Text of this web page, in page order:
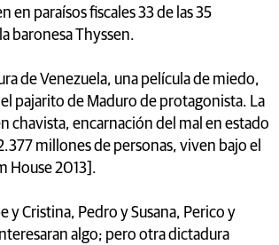
en paraísos fiscales 33 de las 35
baronesa Thyssen.
de Venezuela, una película de miedo,
pajarito de Maduro de protagonista. La
chavista, encarnación del mal en estado
millones de personas, viven bajo el
House 2013].
y Cristina, Pedro y Susana, Perico y
algo; pero otra dictadura